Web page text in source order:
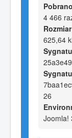
Pobrano
4 466
625,64
26
Joomla!